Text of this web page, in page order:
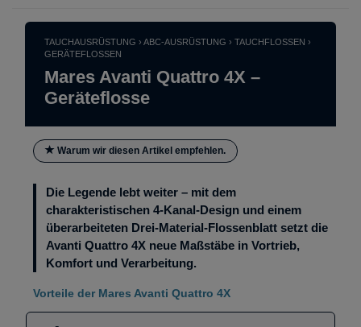
TAUCHAUSRÜSTUNG › ABC-AUSRÜSTUNG › TAUCHFLOSSEN ›
GERÄTEFLOSSEN
Mares Avanti Quattro 4X –
Geräteflosse
Warum wir diesen Artikel empfehlen.
Die Legende lebt weiter – mit dem
charakteristischen 4-Kanal-Design und einem
überarbeiteten Drei-Material-Flossenblatt setzt die
Avanti Quattro 4X neue Maßstäbe in Vortrieb,
Komfort und Verarbeitung.
Vorteile der Mares Avanti Quattro 4X